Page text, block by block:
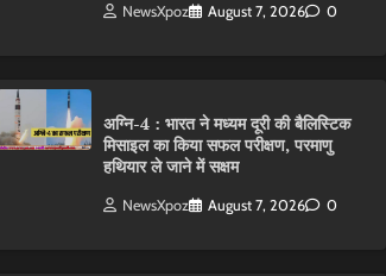
NewsXpoz August 7, 2026 0
अग्नि-4 : भारत ने मध्यम दूरी की बैलिस्टिक
मिसाइल का किया सफल परीक्षण, परमाणु
हथियार ले जाने में सक्षम
NewsXpoz August 7, 2026 0